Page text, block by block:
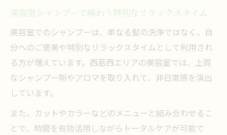
美容室シャンプーで味わう特別なリラックスタイム
美容室でのシャンプーは、単なる髪の洗浄ではなく、自
分へのご褒美や特別なリラックスタイムとして利用され
る方が増えています。西葛西エリアの美容室では、上質
なシャンプー剤やアロマを取り入れて、非日常感を演出
しています。
また、カットやカラーなどのメニューと組み合わせるこ
とで、時間を有効活用しながらトータルケアが可能で